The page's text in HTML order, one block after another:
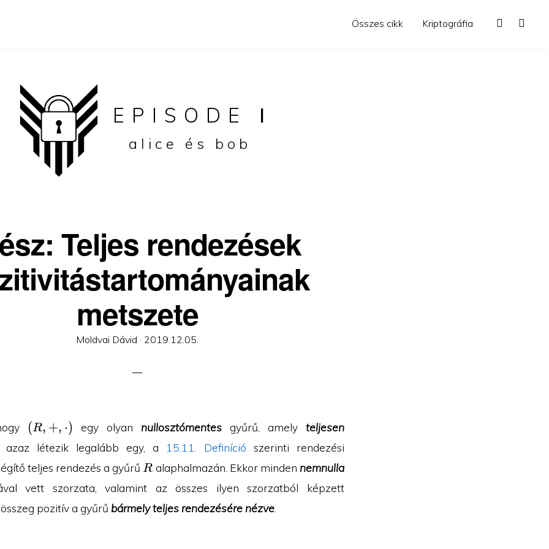
Összes cikk Kriptográfia
EPISODE I
alice és bob
Teljes rendezések
metszete
Moldvai Dávid · Posted
2019.12.05.
(R,+,\cdot
(R, +, ⋅) egy olyan nullosztómentesgyűrű, amely teljesen
létezik legalább egy, a 15.11. Definíció szerinti rendezési
teljes rendezés a gyűrűR
R alaphalmazán. Ekkor minden nemnulla
vett szorzata, valamint az összes ilyen szorzatból képzett
pozitív a gyűrű bármely teljes rendezésére nézve.